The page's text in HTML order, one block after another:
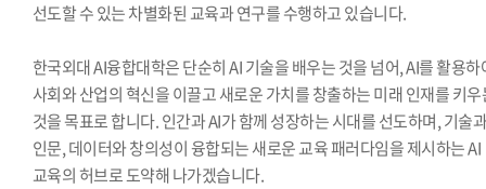
선도할 수 있는 차별화된 교육과 연구를 수행하고 있습니다.
한국외대 AI융합대학은 단순히 AI 기술을 배우는 것을 넘어, AI를 활용하
사회와 산업의 혁신을 이끌고 새로운 가치를 창출하는 미래 인재를 키
것을 목표로 합니다. 인간과 AI가 함께 성장하는 시대를 선도하며, 기술
인문, 데이터와 창의성이 융합되는 새로운 교육 패러다임을 제시하는 AI
교육의 허브로 도약해 나가겠습니다.